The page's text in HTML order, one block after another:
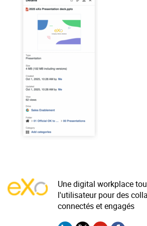
La Plateforme
Pourquoi eXo
Internationalisation
Mobile
No code
IA maitrisée
Architecture
Offre Enterprise
Offre
Une digital workplace
l'utilisateur pour des
connectés et engagés